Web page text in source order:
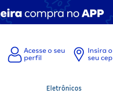
Insira o
seu cep
Eletrônicos